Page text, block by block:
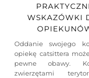
WSKAZÓWKI
Oddanie swojego
opiekę catsittera
pewne obawy.
zwierzętami